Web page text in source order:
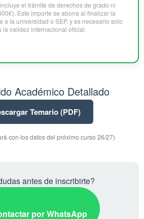
el trámite de derechos de grado ni
Este importe se abona al finalizar la
a la universidad o SEP, y es necesario solo
la validez internacional oficial.
Académico Detallado
Temario (PDF)
con los datos del próximo curso 26/27)
antes de inscribirte?
por WhatsApp